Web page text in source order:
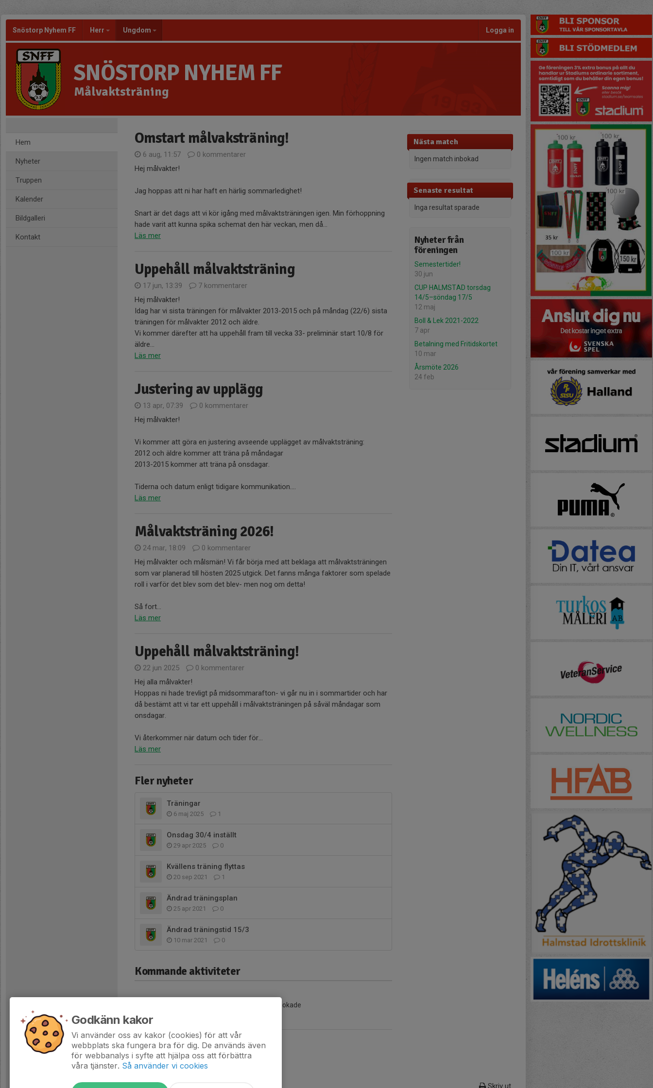
Snöstorp Nyhem FF Herr Ungdom Logga in
SNÖSTORP NYHEM FF
Målvaktsträning
Hem
Nyheter
Truppen
Kalender
Bildgalleri
Kontakt
Nästa match
Ingen match inbokad
Senaste resultat
Inga resultat sparade
Nyheter från
föreningen
Semestertider!
30 jun
CUP HALMSTAD torsdag
14/5–söndag 17/5
12 maj
Boll & Lek 2021-2022
7 apr
Betalning med Fritidskortet
10 mar
Årsmöte 2026
24 feb
Omstart målvaksträning!
6 aug, 11:57
0 kommentarer
Hej målvakter!
Jag hoppas att ni har haft en härlig sommarledighet!
Snart är det dags att vi kör igång med målvaktsträningen igen. Min förhoppning
hade varit att kunna spika schemat den här veckan, men då...
Läs mer
Uppehåll målvaktsträning
17 jun, 13:39
7 kommentarer
Hej målvakter!
Idag har vi sista träningen för målvakter 2013-2015 och på måndag (22/6) sista
träningen för målvakter 2012 och äldre.
Vi kommer därefter att ha uppehåll fram till vecka 33- preliminär start 10/8 för
äldre...
Läs mer
Justering av upplägg
13 apr, 07:39
0 kommentarer
Hej målvakter!
Vi kommer att göra en justering avseende upplägget av målvaktsträning:
2012 och äldre kommer att träna på måndagar
2013-2015 kommer att träna på onsdagar.
Tiderna och datum enligt tidigare kommunikation....
Läs mer
Målvaktsträning 2026!
24 mar, 18:09
0 kommentarer
Hej målvakter och målsmän! Vi får börja med att beklaga att målvaktsträningen
som var planerad till hösten 2025 utgick. Det fanns många faktorer som spelade
roll i varför det blev som det blev- men nog om detta!
Så fort...
Läs mer
Uppehåll målvaktsträning!
22 jun 2025
0 kommentarer
Hej alla målvakter!
Hoppas ni hade trevligt på midsommarafton- vi går nu in i sommartider och har
då bestämt att vi tar ett uppehåll i målvaktsträningen på såväl måndagar som
onsdagar.
Vi återkommer när datum och tider för...
Läs mer
Fler nyheter
Träningar
6 maj 2025 1
Onsdag 30/4 inställt
29 apr 2025 0
Kvällens träning flyttas
20 sep 2021 1
Ändrad träningsplan
25 apr 2021 0
Ändrad träningstid 15/3
10 mar 2021 0
Kommande aktiviteter
Inga aktiviteter inbokade
Hela kalendern
Skriv ut
Godkänn kakor
Vi använder oss av kakor (cookies) för att vår
webbplats ska fungera bra för dig. De används även
för webbanalys i syfte att hjälpa oss att förbättra
våra tjänster. Så använder vi cookies